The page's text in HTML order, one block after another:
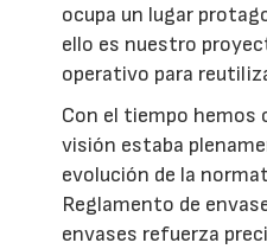
ocupa un lugar
ello es nuestro
operativo para
Con el tiempo hemos
visión estaba
evolución de la
Reglamento de
envases refuerza